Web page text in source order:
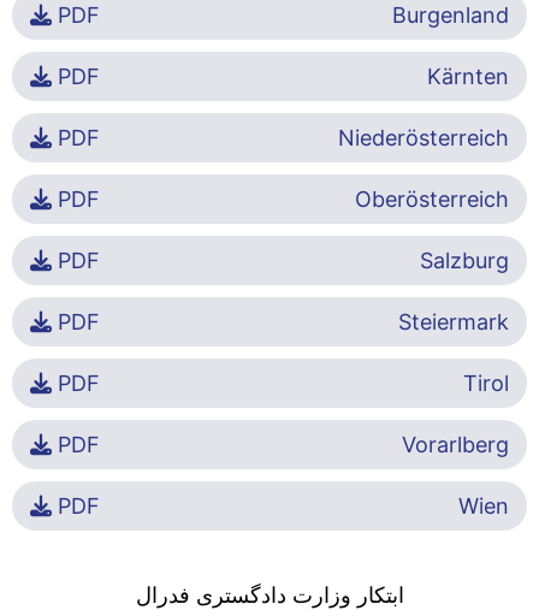
Burgenland
PDF
Kärnten
PDF
Niederösterreich
PDF
Oberösterreich
PDF
Salzburg
PDF
Steiermark
PDF
Tirol
PDF
Vorarlberg
PDF
Wien
PDF
ابتکار وزارت دادگستری فدرال